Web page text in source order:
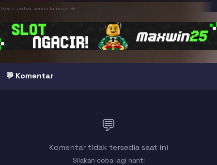
Geser untuk server lainnya →
💬 Komentar
💬
Komentar tidak tersedia saat ini
Silakan coba lagi nanti